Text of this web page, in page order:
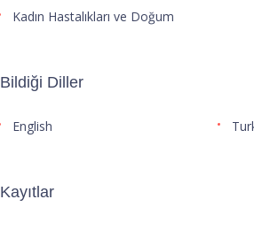
Kadın Hastalıkları ve Doğum
Bildiği Diller
English
Kayıtlar